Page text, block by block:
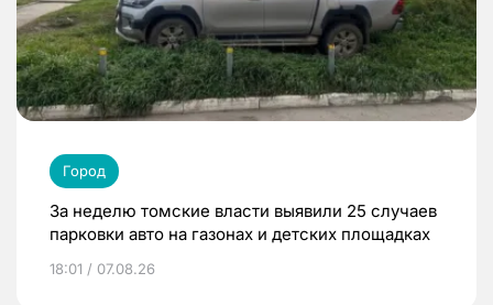
Город
За неделю томские власти выявили 25 случаев
парковки авто на газонах и детских площадках
18:01 / 07.08.26